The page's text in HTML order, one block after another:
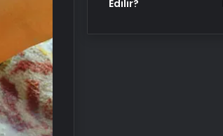
Edilir?